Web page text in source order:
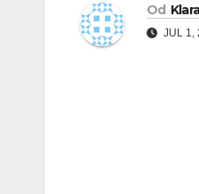
Od
JUL 1,